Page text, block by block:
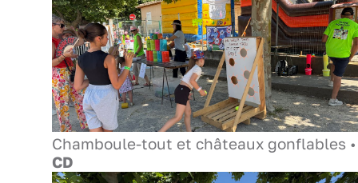
Chamboule-tout et châteaux gonflables •
CD